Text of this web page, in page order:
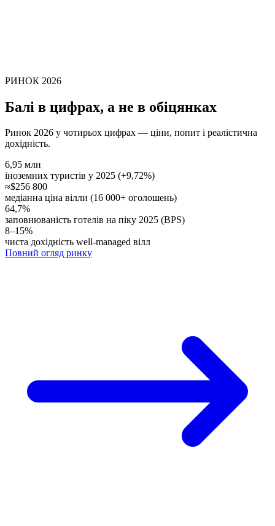
РИНОК 2026
Балі в цифрах, а не в обіцянках
Ринок 2026 у чотирьох цифрах — ціни, попит і реалістична
дохідність.
6,95 млн
іноземних туристів у 2025 (+9,72%)
≈$256 800
медіанна ціна вілли (16 000+ оголошень)
64,7%
заповнюваність готелів на піку 2025 (BPS)
8–15%
чиста дохідність well-managed вілл
Повний огляд ринку